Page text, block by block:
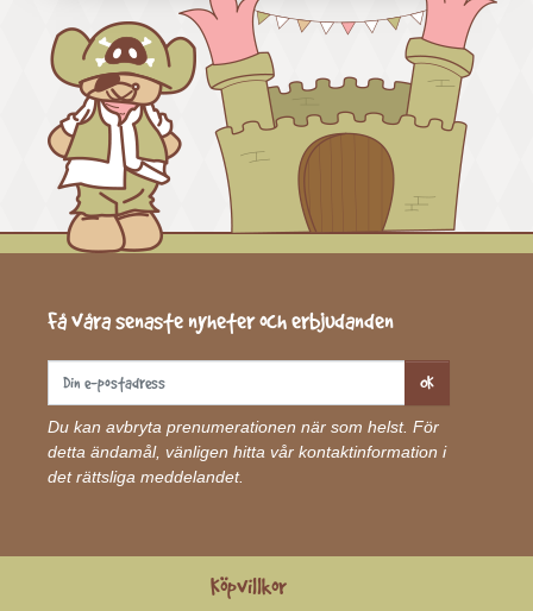
Få våra senaste nyheter och erbjudanden
OK
Du kan avbryta prenumerationen när som helst. För
detta ändamål, vänligen hitta vår kontaktinformation i
det rättsliga meddelandet.
Köpvillkor